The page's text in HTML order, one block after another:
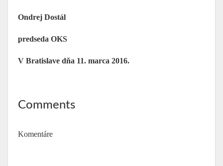
Ondrej Dostál
predseda OKS
V Bratislave dňa 11. marca 2016.
Comments
Komentáre